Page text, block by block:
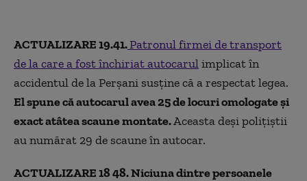
ACTUALIZARE 19.41.Patronul firmei de transport
de la care a fost închiriat autocarulimplicat în
accidentul de la Perșani susţine că a respectat legea.
El spune că autocarul avea 25 de locuri omologate şi
exact atâtea scaune montate.Aceasta deși polițiștii
au numărat 29 de scaune în autocar.
ACTUALIZARE 18 48. Niciuna dintre persoanele